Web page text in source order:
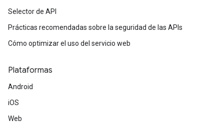
Selector de API
Prácticas recomendadas sobre la seguridad de las APIs
Cómo optimizar el uso del servicio web
Plataformas
Android
iOS
Web